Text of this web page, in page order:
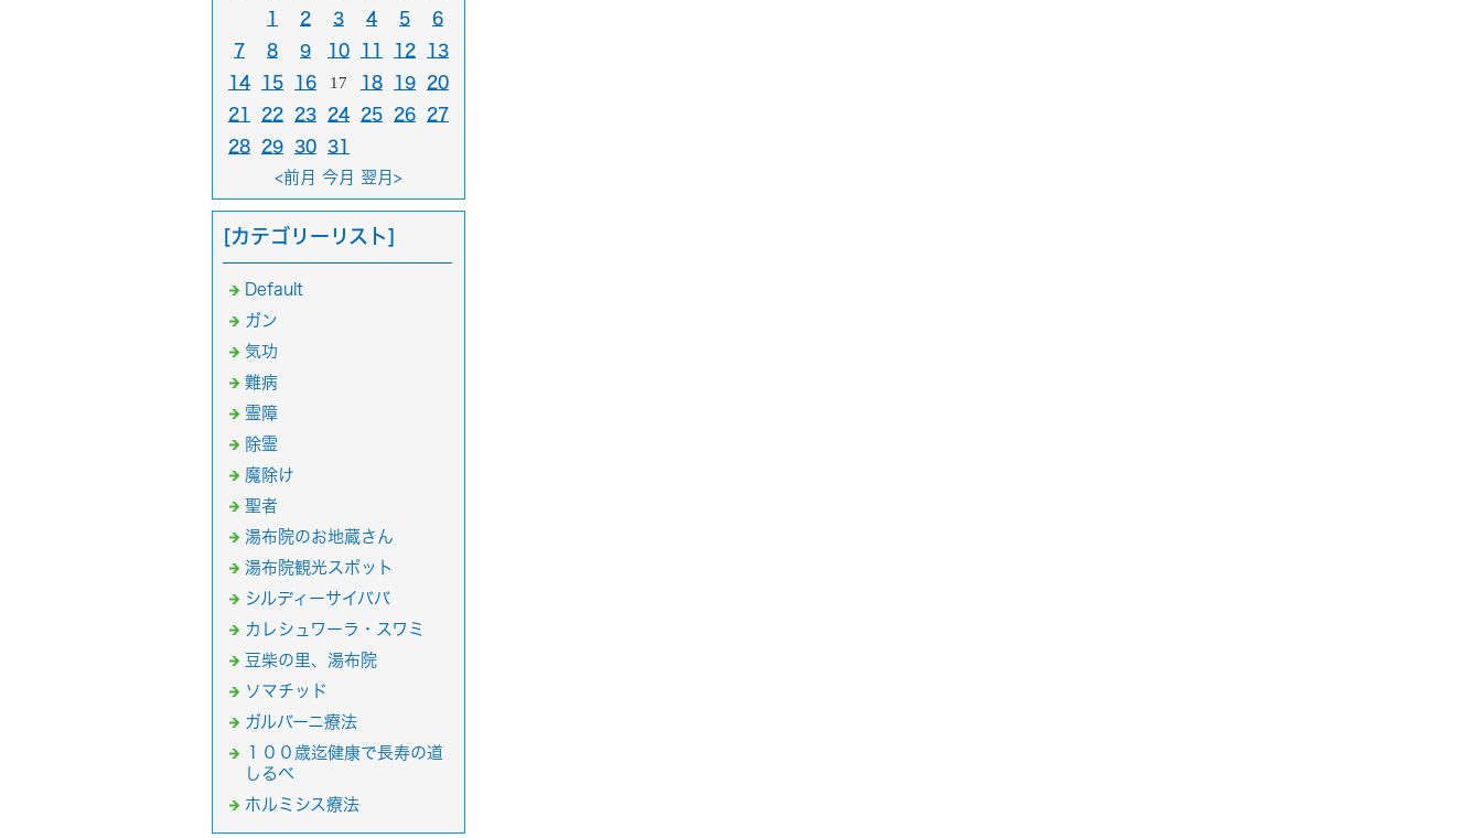
1 2 3 4 5
6
7
8 9 10 11 12
13
14
15 16 17 18 19
20
21
22 23 24 25 26
27
28
29 30
31
<前月 今月 翌月>
[カテゴリーリスト]
Default
ガン
気功
難病
霊障
除霊
魔除け
聖者
湯布院のお地蔵さん
湯布院観光スポット
シルディーサイババ
カレシュワーラ・スワミ
豆柴の里、湯布院
ソマチッド
ガルバーニ療法
１００歳迄健康で長寿の道
しるべ
ホルミシス療法